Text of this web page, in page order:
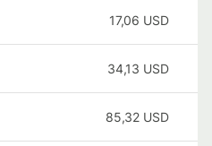
17,06 USD
34,13 USD
85,32 USD